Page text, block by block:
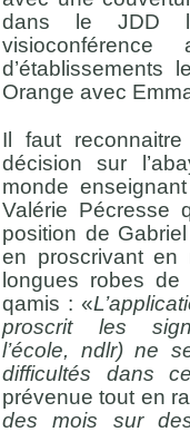
dans le JDD
Orange avec
Il faut
décision sur
monde
Valérie Pécresse
position de
en proscrivant en
longues robes de
qamis : «
proscrit les
l’école, ndlr) ne
difficultés dans
prévenue tout en
des mois sur